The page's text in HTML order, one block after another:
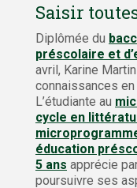
Saisir
Diplômée du
préscolaire et
avril, Karine
connaissances
L’étudiante au
cycle en
éducation
5 ans apprécie
poursuivre ses